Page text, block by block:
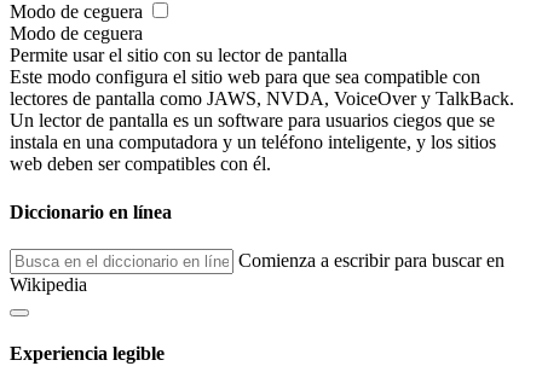
Modo de ceguera
Modo de ceguera
Permite usar el sitio con su lector de pantalla
Este modo configura el sitio web para que sea compatible con
lectores de pantalla como JAWS, NVDA, VoiceOver y TalkBack.
Un lector de pantalla es un software para usuarios ciegos que se
instala en una computadora y un teléfono inteligente, y los sitios
web deben ser compatibles con él.
Diccionario en línea
Comienza a escribir para buscar en
Wikipedia
Experiencia legible